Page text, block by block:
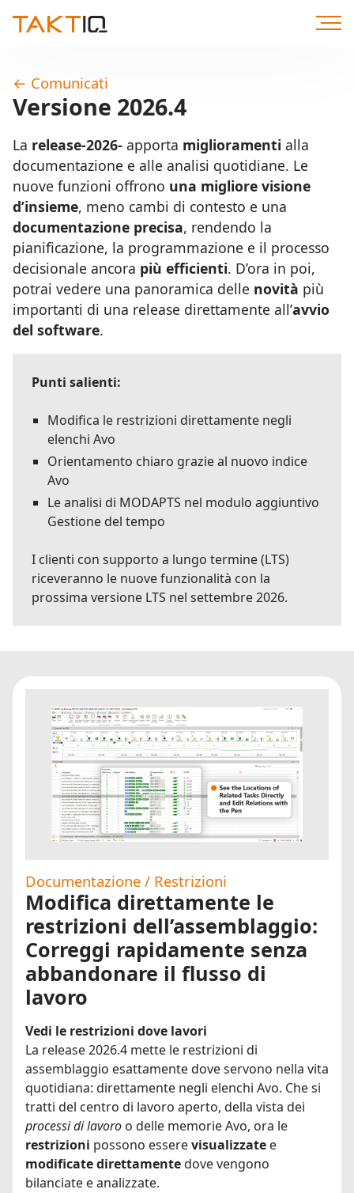
← Comunicati
Versione 2026.4
La release-2026- apporta miglioramenti alla
documentazione e alle analisi quotidiane. Le
nuove funzioni offrono una migliore visione
d’insieme, meno cambi di contesto e una
documentazione precisa, rendendo la
pianificazione, la programmazione e il processo
decisionale ancora più efficienti. D’ora in poi,
potrai vedere una panoramica delle novità più
importanti di una release direttamente all’avvio
del software.
Punti salienti:
Modifica le restrizioni direttamente negli
elenchi Avo
Orientamento chiaro grazie al nuovo indice
Avo
Le analisi di MODAPTS nel modulo aggiuntivo
Gestione del tempo
I clienti con supporto a lungo termine (LTS)
riceveranno le nuove funzionalità con la
prossima versione LTS nel settembre 2026.
Documentazione / Restrizioni
Modifica direttamente le
restrizioni dell’assemblaggio:
Correggi rapidamente senza
abbandonare il flusso di
lavoro
Vedi le restrizioni dove lavori
La release 2026.4 mette le restrizioni di
assemblaggio esattamente dove servono nella vita
quotidiana: direttamente negli elenchi Avo. Che si
tratti del centro di lavoro aperto, della vista dei
processi di lavoro o delle memorie Avo, ora le
restrizioni possono esserevisualizzate e
modificatedirettamentedove vengono
bilanciate e analizzate.